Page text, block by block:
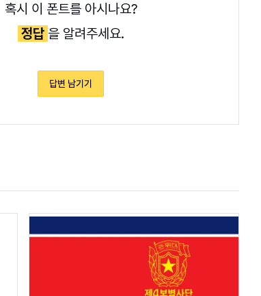
혹시 이 폰트를 아시나요?
정답 을 알려주세요.
답변 남기기